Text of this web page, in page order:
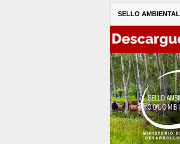
SELLO AMBIENTAL